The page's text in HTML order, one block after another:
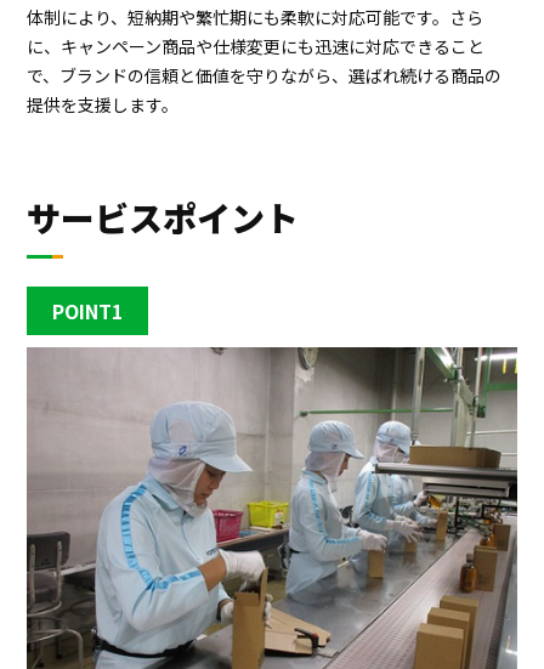
体制により、短納期や繁忙期にも柔軟に対応可能です。さら
に、キャンペーン商品や仕様変更にも迅速に対応できること
で、ブランドの信頼と価値を守りながら、選ばれ続ける商品の
提供を支援します。
サービスポイント
POINT1